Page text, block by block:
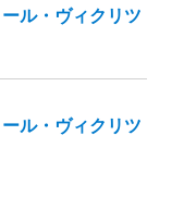
ル・ヴィクリツ
ル・ヴィクリツ